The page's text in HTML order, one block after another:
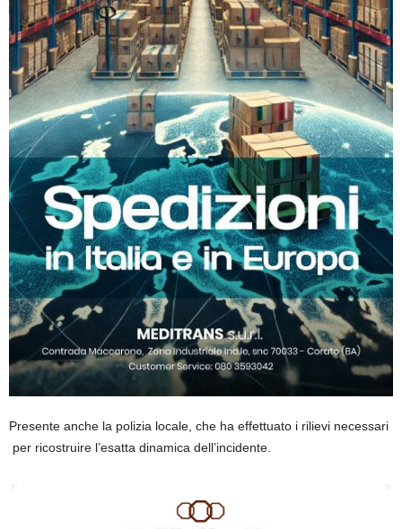
Presente anche la polizia locale, che ha effettuato i rilievi necessari
per ricostruire l’esatta dinamica dell’incidente.